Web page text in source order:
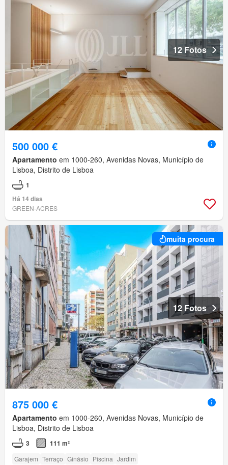
12 Fotos
500 000 €
Apartamento em 1000-260, Avenidas Novas, Município de
Lisboa, Distrito de Lisboa
1
Há 14 dias
GREEN-ACRES
muita procura
12 Fotos
875 000 €
Apartamento em 1000-260, Avenidas Novas, Município de
Lisboa, Distrito de Lisboa
3 111 m²
Garajem Terraço Ginásio Piscina Jardim